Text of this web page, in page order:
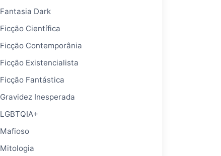
Fantasia Dark
Ficção Científica
Ficção Contemporânia
Ficção Existencialista
Ficção Fantástica
Gravidez Inesperada
LGBTQIA+
Mafioso
Mitologia